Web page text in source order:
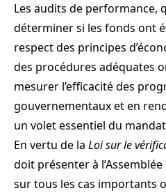
Les audits de performance,
déterminer si les fonds ont
respect des principes
des procédures adéquates
mesurer l’efficacité des
gouvernementaux et en
un volet essentiel du
En vertu de la Loi sur le
doit présenter à
sur tous les cas importants